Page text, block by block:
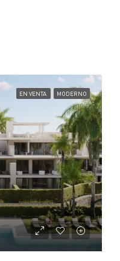
EN VENTA MODERNO